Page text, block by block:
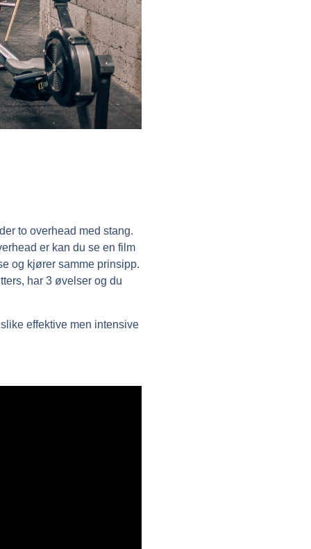
to overhead med stang.
er kan du se en film
og kjører samme prinsipp.
har 3 øvelser og du
effektive men intensive